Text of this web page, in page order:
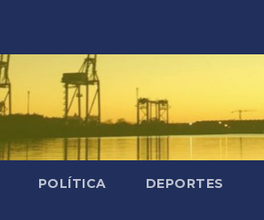
POLÍTICA DEPORTES